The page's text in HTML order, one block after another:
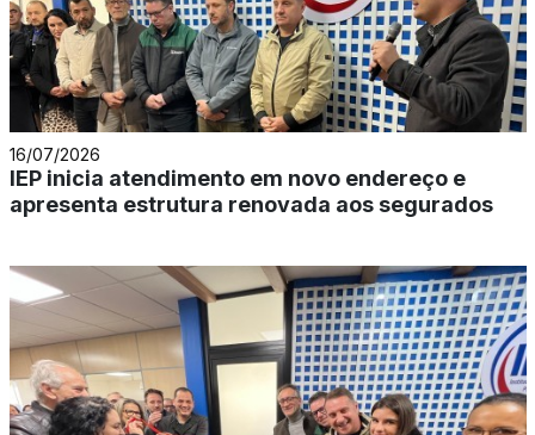
16/07/2026
IEP inicia atendimento em novo endereço e
apresenta estrutura renovada aos segurados